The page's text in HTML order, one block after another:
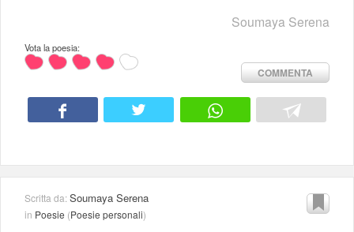
Soumaya Serena
Vota la poesia:
COMMENTA
Scritta da:Soumaya Serena
in Poesie (Poesie personali)